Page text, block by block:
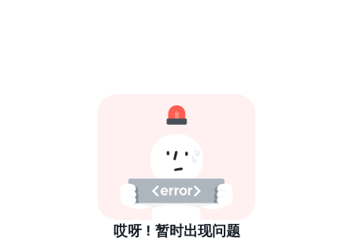
哎呀！暂时出现问题